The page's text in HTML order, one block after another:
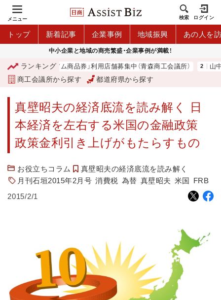
メニュー 検索 ログイン
トップ 新着記事 企業事例 地域振興 あの人を
中小企業と地域の商売繁盛・企業事例が満載！
ランキング
青森市プレミアム商品券」利用店舗募集中（青森商工会議所） 山中伸
商工会議所から探す 都道府県から探す
真壁昭夫の経済底流を読み解く 日
本経済を左右する米国の金融政策
政策金利引き上げがもたらすもの
お役立ちコラム
真壁昭夫の経済底流を読み解く
月刊石垣2015年2月号 消費税 為替 真壁昭夫 米国 FRB
2015/2/1